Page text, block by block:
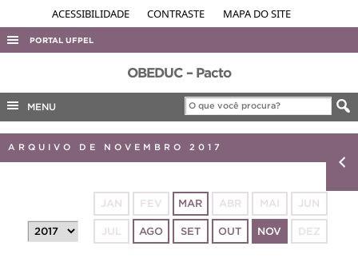
ACESSIBILIDADE CONTRASTE MAPA DO SITE
PORTAL UFPEL
ACESSO À INFORMAÇÃO
AUDITORIA
COBALTO
CONCURSOS
OUVIDORIA
OBEDUC – Pacto
MENU
ARQUIVO DE NOVEMBRO 2017
JAN FEV MAR ABR MAI JUN
JUL AGO SET OUT NOV DEZ